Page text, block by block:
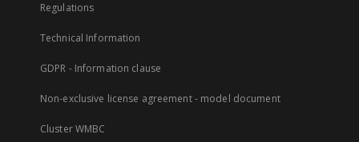
Regulations
Technical Information
GDPR - Information clause
Non-exclusive license agreement - model document
Cluster WMBC